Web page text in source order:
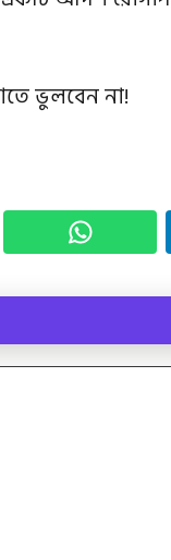
ভুলবেন না!